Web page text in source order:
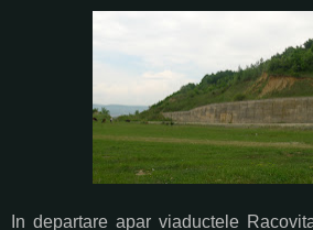
In departare apar viaductele